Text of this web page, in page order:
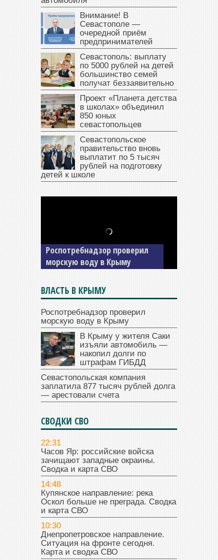
Внимание! В
Севастополе —
очередной приём
предпринимателей
Севастополь: выплату
по 5000 рублей на детей
большинство семей
получат беззаявительно
Проект «Планета детства
в школах» объединил
850 юных
севастопольцев
Севастопольское
правительство вновь
выплатит по 5 тысяч
рублей на подготовку
детей к школе
В Крыму у жителя Саки
изъяли автомобиль —
накопил долги по штрафам
ГИБДД
ВЛАСТЬ В КРЫМУ
Роспотребнадзор проверил
морскую воду в Крыму
В Крыму у жителя Саки
изъяли автомобиль —
накопил долги по
штрафам ГИБДД
Севастопольская компания
заплатила 877 тысяч рублей долга
— арестовали счета
СВОДКИ СВО
22:31
Часов Яр: российские войска
зачищают западные окраины.
Сводка и карта СВО
14:48
Купянское направление: река
Оскол больше не преграда. Сводка
и карта СВО
10:30
Днепропетровское направление.
Ситуация на фронте сегодня.
Карта и сводка СВО